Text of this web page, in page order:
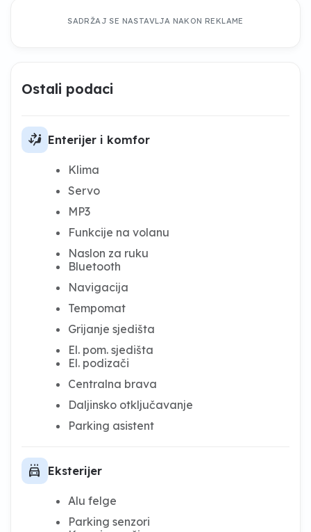
SADRŽAJ SE NASTAVLJA NAKON REKLAME
Ostali podaci
car_fan_mid_low_right Enterijer i komfor
Klima
Servo
MP3
Funkcije na volanu
Naslon za ruku
Bluetooth
Navigacija
Tempomat
Grijanje sjedišta
El. pom. sjedišta
El. podizači
Centralna brava
Daljinsko otključavanje
Parking asistent
local_car_wash Eksterijer
Alu felge
Parking senzori